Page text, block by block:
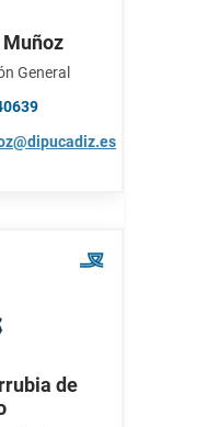
General
de